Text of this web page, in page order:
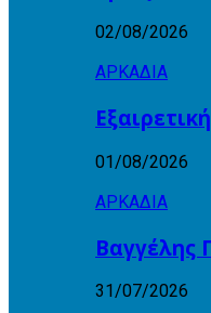
02/08/2026
ΑΡΚΑΔΙΑ
01/08/2026
ΑΡΚΑΔΙΑ
Βαγγέλης
31/07/2026